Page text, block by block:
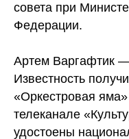
совета при
Федерации.
Артем Варгафтик
Известность
«Оркестровая
телеканале
удостоены